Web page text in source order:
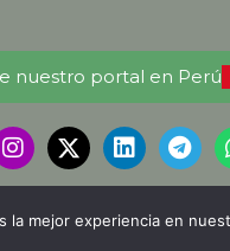
nuestro portal en Perú
Legales |
la mejor experiencia en